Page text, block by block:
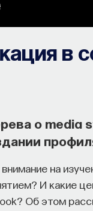
в
о media
на
И какие
Об этом
составлять